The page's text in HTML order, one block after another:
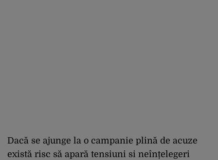
Dacă se ajunge la o campanie plină de acuze
există risc să apară tensiuni si neînțelegeri